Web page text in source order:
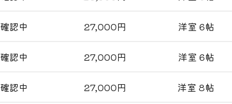
確認中 27,000円 洋室 6帖
確認中 27,000円 洋室 6帖
確認中 27,000円 洋室 8帖